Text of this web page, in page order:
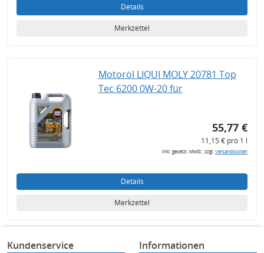
Details
Merkzettel
Motoröl LIQUI MOLY 20781 Top
Tec 6200 0W-20 für
55,77 €
11,15 € pro 1 l
inkl. gesetzl. MwSt., zzgl.Versandkosten
Details
Merkzettel
Kundenservice Informationen